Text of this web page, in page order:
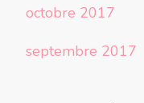
octobre 2017
septembre 2017